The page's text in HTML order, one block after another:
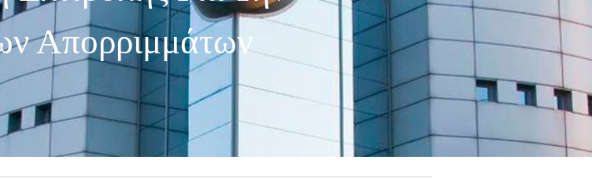
Απορριμμάτων